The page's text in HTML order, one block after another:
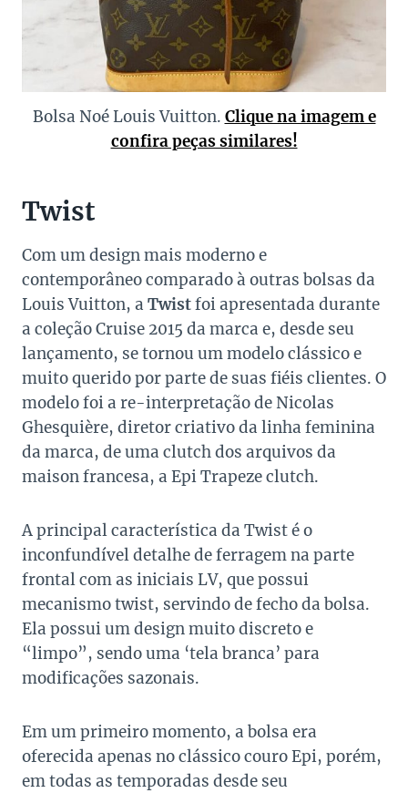
Bolsa Noé Louis Vuitton. Clique na imagem e
confira peças similares!
Twist
Com um design mais moderno e
contemporâneo comparado à outras bolsas da
Louis Vuitton, a Twistfoi apresentada durante
a coleção Cruise 2015 da marca e, desde seu
lançamento, se tornou um modelo clássico e
muito querido por parte de suas fiéis clientes. O
modelo foi a re-interpretação de Nicolas
Ghesquière, diretor criativo da linha feminina
da marca, de uma clutch dos arquivos da
maison francesa, a Epi Trapeze clutch.
A principal característica da Twist é o
inconfundível detalhe de ferragem na parte
frontal com as iniciais LV, que possui
mecanismo twist, servindo de fecho da bolsa.
Ela possui um design muito discreto e
“limpo”, sendo uma ‘tela branca’ para
modificações sazonais.
Em um primeiro momento, a bolsa era
oferecida apenas no clássico couro Epi, porém,
em todas as temporadas desde seu